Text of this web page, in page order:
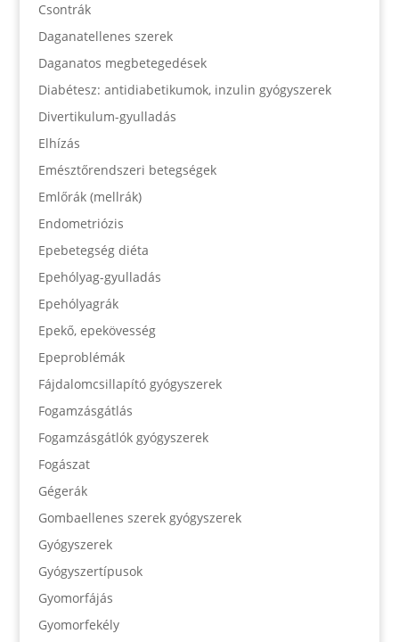
Csontrák
Daganatellenes szerek
Daganatos megbetegedések
Diabétesz: antidiabetikumok, inzulin gyógyszerek
Divertikulum-gyulladás
Elhízás
Emésztőrendszeri betegségek
Emlőrák (mellrák)
Endometriózis
Epebetegség diéta
Epehólyag-gyulladás
Epehólyagrák
Epekő, epekövesség
Epeproblémák
Fájdalomcsillapító gyógyszerek
Fogamzásgátlás
Fogamzásgátlók gyógyszerek
Fogászat
Gégerák
Gombaellenes szerek gyógyszerek
Gyógyszerek
Gyógyszertípusok
Gyomorfájás
Gyomorfekély